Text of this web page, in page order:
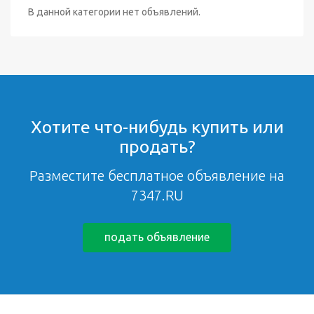
В данной категории нет объявлений.
Хотите что-нибудь купить или
продать?
Разместите бесплатное объявление на
7347.RU
подать объявление